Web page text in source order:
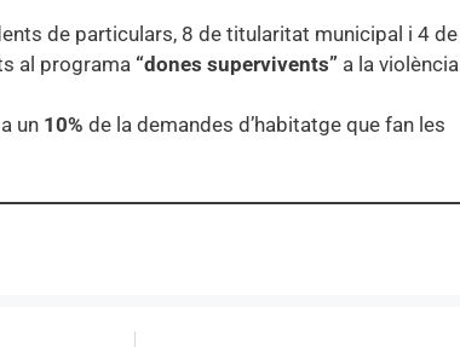
de particulars, 8 de titularitat municipal i 4 de
al programa “dones supervivents” a la violència
un 10% de la demandes d’habitatge que fan les